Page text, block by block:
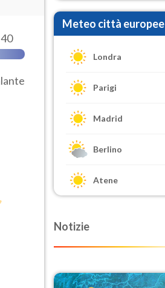
Meteo città europee
Londra
Parigi
Madrid
Berlino
Atene
Notizie